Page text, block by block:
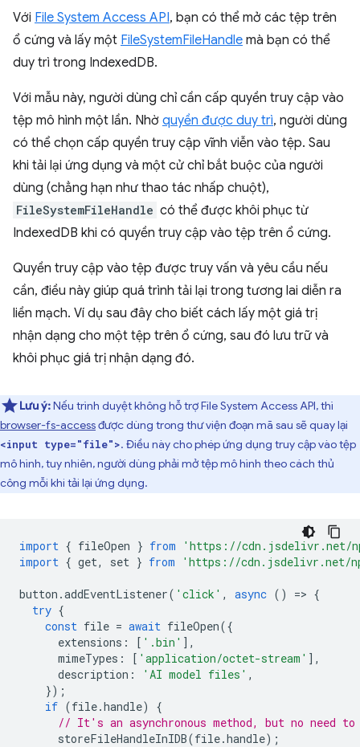
Với File System Access API, bạn có thể mở các tệp trên
ổ cứng và lấy một FileSystemFileHandle mà bạn có thể
duy trì trong IndexedDB.
Với mẫu này, người dùng chỉ cần cấp quyền truy cập vào
tệp mô hình một lần. Nhờ quyền được duy trì, người dùng
có thể chọn cấp quyền truy cập vĩnh viễn vào tệp. Sau
khi tải lại ứng dụng và một cử chỉ bắt buộc của người
dùng (chẳng hạn như thao tác nhấp chuột),
FileSystemFileHandle có thể được khôi phục từ
IndexedDB khi có quyền truy cập vào tệp trên ổ cứng.
Quyền truy cập vào tệp được truy vấn và yêu cầu nếu
cần, điều này giúp quá trình tải lại trong tương lai diễn ra
liền mạch. Ví dụ sau đây cho biết cách lấy một giá trị
nhận dạng cho một tệp trên ổ cứng, sau đó lưu trữ và
khôi phục giá trị nhận dạng đó.
Lưu ý:Nếu trình duyệt không hỗ trợ File System Access API, thì
browser-fs-accessđược dùng trong thư viện đoạn mã sau sẽ quay lại
<input type="file">. Điều này cho phép ứng dụng truy cập vào tệp
mô hình, tuy nhiên, người dùng phải mở tệp mô hình theo cách thủ
công mỗi khi tải lại ứng dụng.
import { fileOpen } from
'https://cdn.jsdelivr.net/
import { get, set } from 'https://cdn.jsdelivr.net/
button .addEventListener( 'click' , async () => {
try {
const file = await fileOpen({
extensions : [ '.bin' ],
mimeTypes : [ 'application/octet-stream' ],
description : 'AI model files' ,
});
if (file.handle)
{
// It's an asynchronous method, but no need
storeFileHandleInIDB(file.handle);